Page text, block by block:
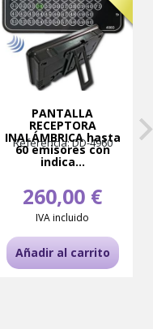
PANTALLA
RECEPTORA
INALÁMBRICA hasta
60 emisores con
indica...
Referencia: DD-4960
260,00 €
IVA incluido
Añadir al carrito